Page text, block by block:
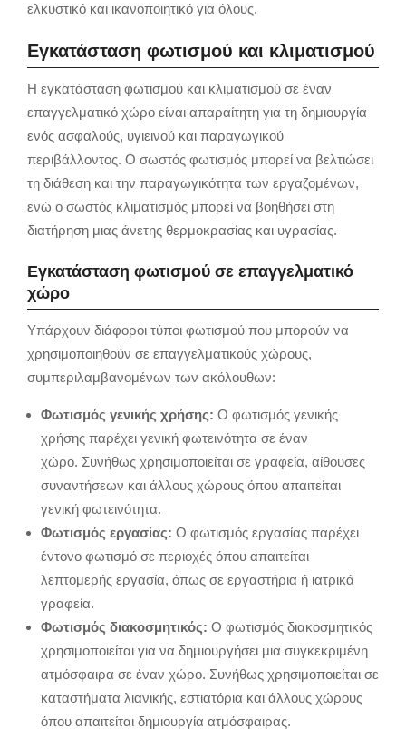
ελκυστικό και ικανοποιητικό για όλους.
Εγκατάσταση φωτισμού και κλιματισμού
Η εγκατάσταση φωτισμού και κλιματισμού σε έναν
επαγγελματικό χώρο είναι απαραίτητη για τη δημιουργία
ενός ασφαλούς, υγιεινού και παραγωγικού
περιβάλλοντος. Ο σωστός φωτισμός μπορεί να βελτιώσει
τη διάθεση και την παραγωγικότητα των εργαζομένων,
ενώ ο σωστός κλιματισμός μπορεί να βοηθήσει στη
διατήρηση μιας άνετης θερμοκρασίας και υγρασίας.
Εγκατάσταση φωτισμού σε επαγγελματικό
χώρο
Υπάρχουν διάφοροι τύποι φωτισμού που μπορούν να
χρησιμοποιηθούν σε επαγγελματικούς χώρους,
συμπεριλαμβανομένων των ακόλουθων:
Φωτισμός γενικής χρήσης: Ο φωτισμός γενικής
χρήσης παρέχει γενική φωτεινότητα σε έναν
χώρο. Συνήθως χρησιμοποιείται σε γραφεία, αίθουσες
συναντήσεων και άλλους χώρους όπου απαιτείται
γενική φωτεινότητα.
Φωτισμός εργασίας: Ο φωτισμός εργασίας παρέχει
έντονο φωτισμό σε περιοχές όπου απαιτείται
λεπτομερής εργασία, όπως σε εργαστήρια ή ιατρικά
γραφεία.
Φωτισμός διακοσμητικός: Ο φωτισμός διακοσμητικός
χρησιμοποιείται για να δημιουργήσει μια συγκεκριμένη
ατμόσφαιρα σε έναν χώρο. Συνήθως χρησιμοποιείται σε
καταστήματα λιανικής, εστιατόρια και άλλους χώρους
όπου απαιτείται δημιουργία ατμόσφαιρας.